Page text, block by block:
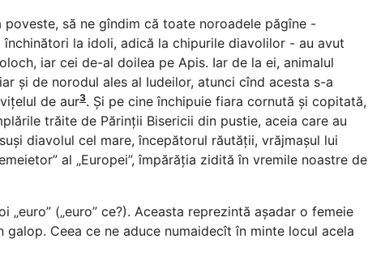
să ne gîndim că toate noroadele păgîne -
la idoli, adică la chipurile diavolilor - au avut
iar cei de-al doilea pe Apis. Iar de la ei, animalul
și de norodul ales al Iudeilor, atunci cînd acesta s-a
de aur3. Și pe cine închipuie fiara cornută și copitată,
trăite de Părinții Bisericii din pustie, aceia care au
diavolul cel mare, începătorul răutății, vrăjmașul lui
al „Europei”, împărăția zidită în vremile noastre de
(„euro” ce?). Aceasta reprezintă așadar o femeie
Ceea ce ne aduce numaidecît în minte locul acela